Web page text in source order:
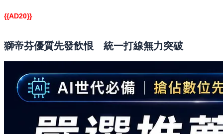
{{AD20}}
獅帝芬優質先發飲恨 統一打線無力突破